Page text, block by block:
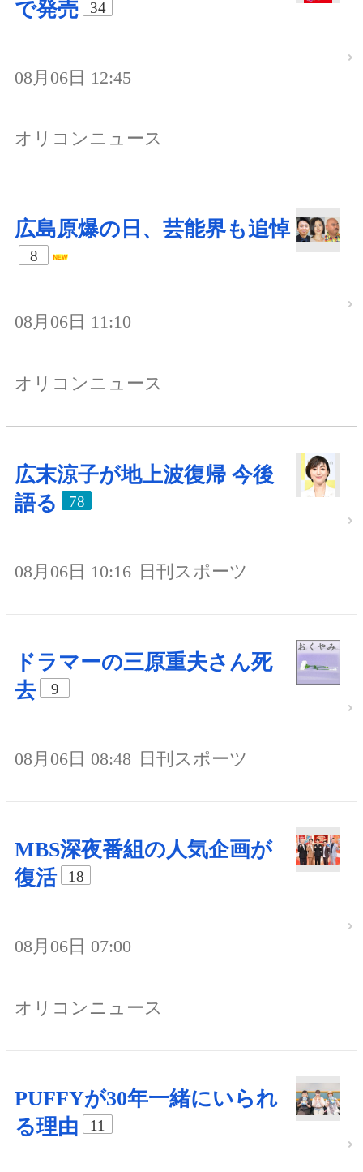
で発売 34
08月06日 12:45
オリコンニュース
広島原爆の日、芸能界も追悼
8
08月06日 11:10
オリコンニュース
広末涼子が地上波復帰 今後
語る
78
08月06日 10:16 日刊スポーツ
ドラマーの三原重夫さん死
去
9
08月06日 08:48 日刊スポーツ
MBS深夜番組の人気企画が
復活
18
08月06日 07:00
オリコンニュース
PUFFYが30年一緒にいられ
る理由
11